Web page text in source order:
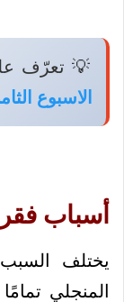
💡 تعرّف
الاسبوع
أسباب
يختلف
المنجلي